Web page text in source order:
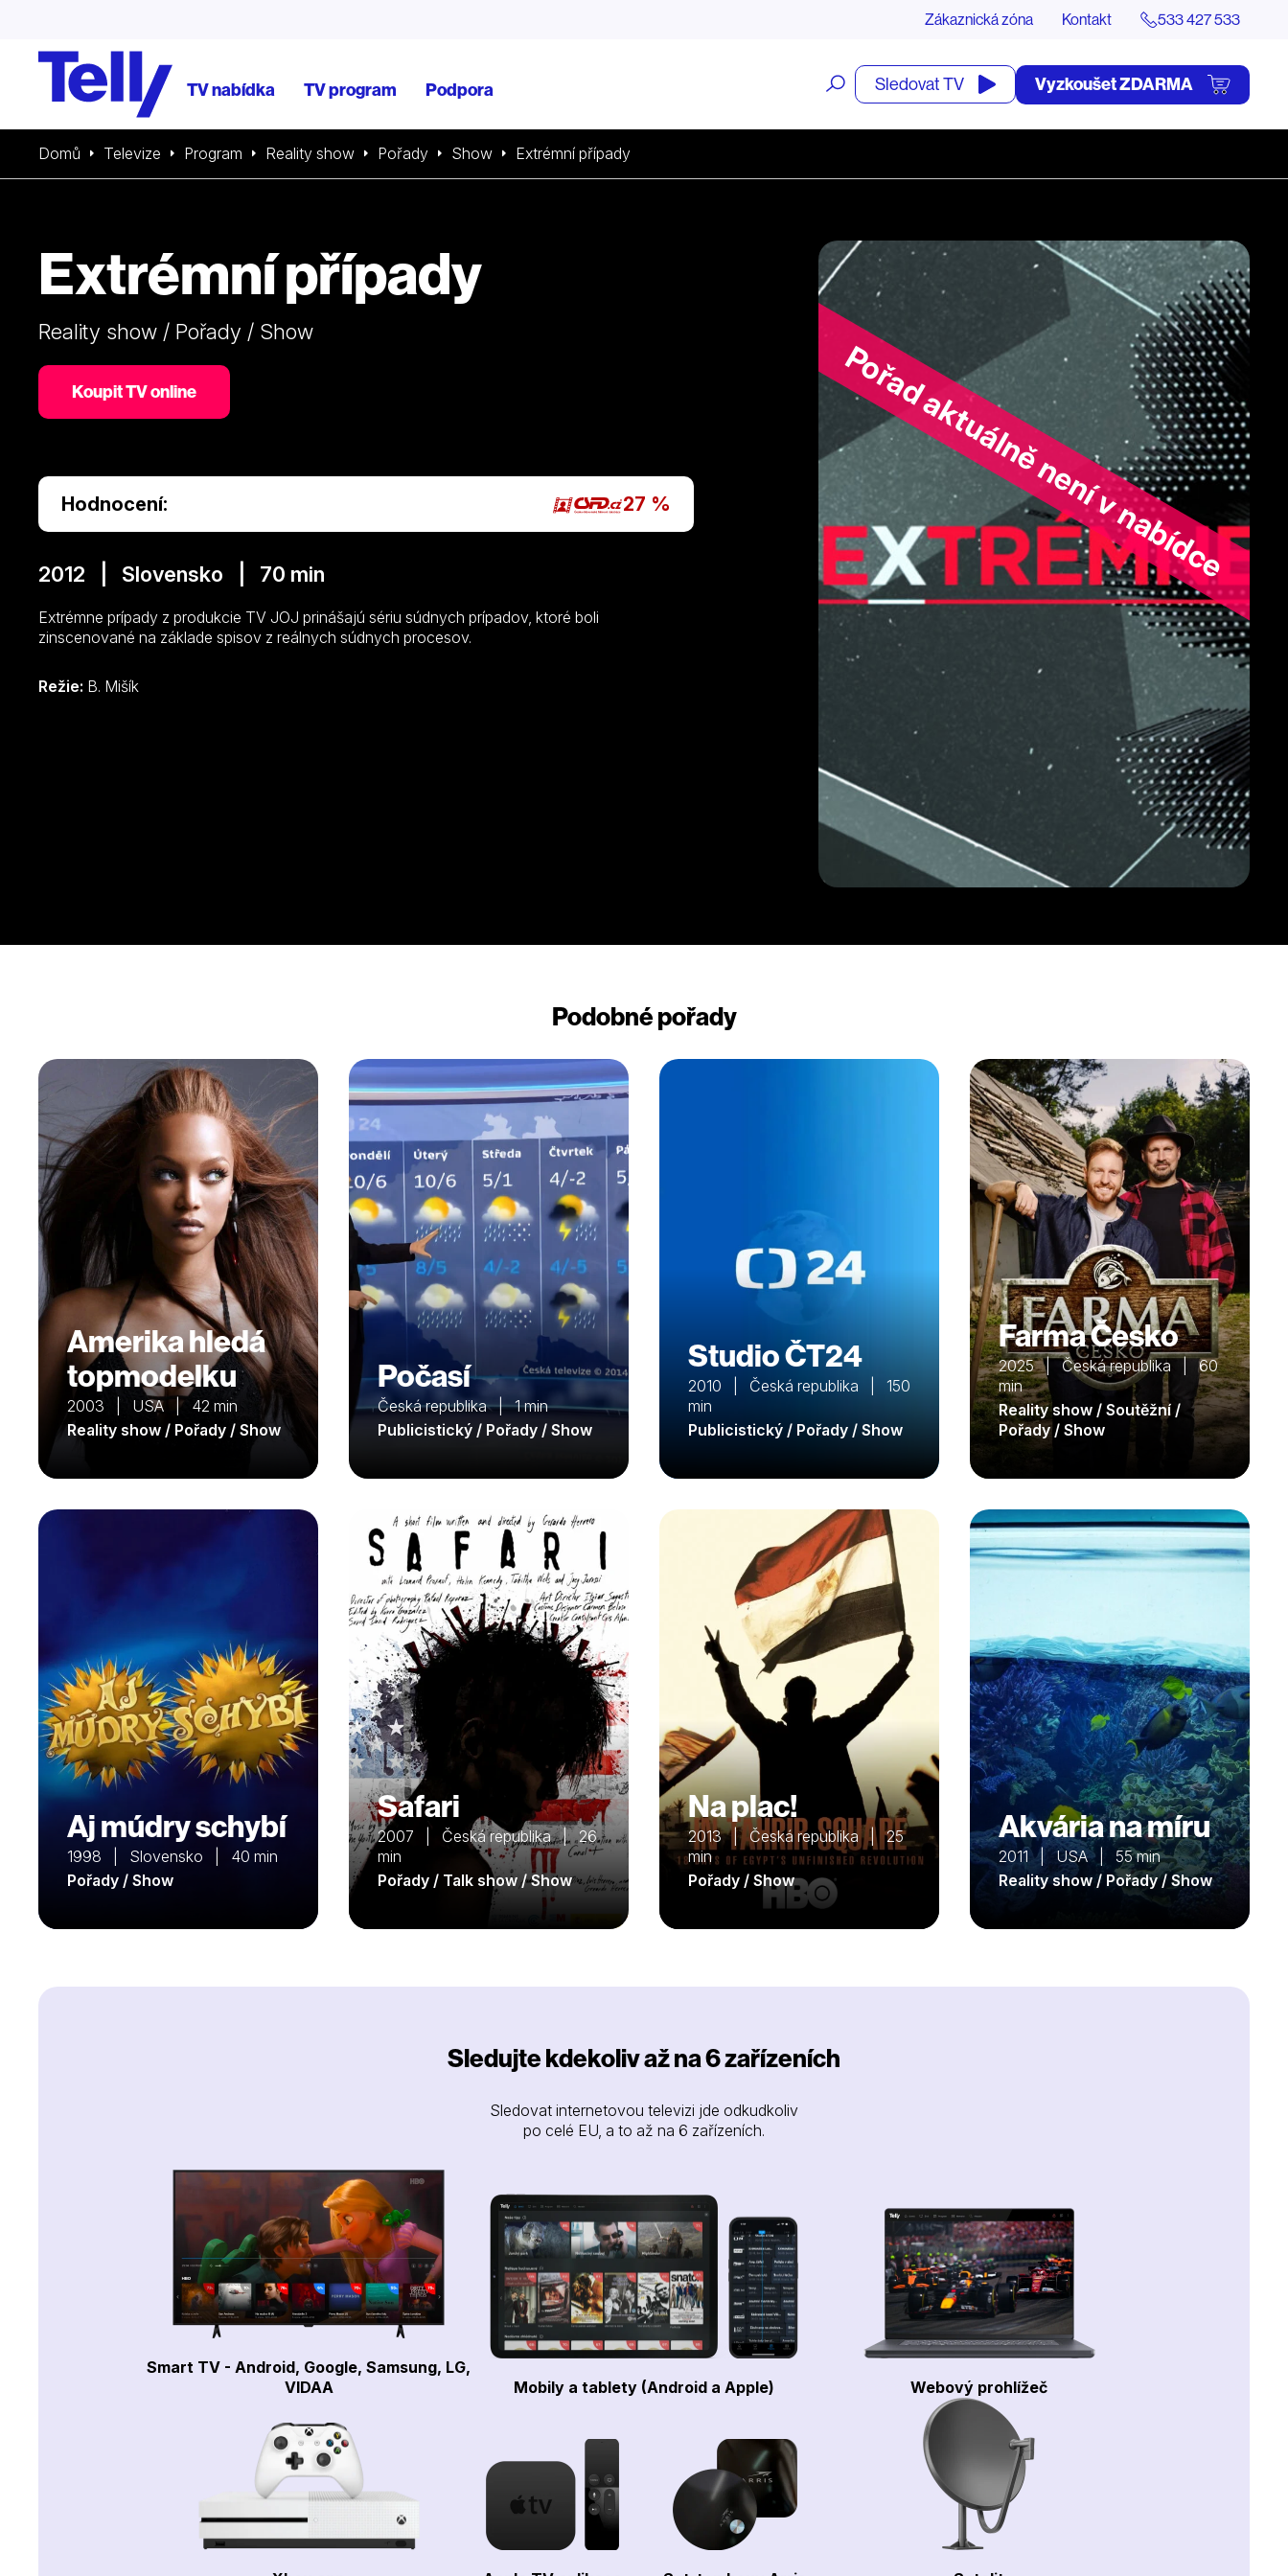
Zákaznická zóna Kontakt 533 427 533
TV nabídka TV program Podpora
Otevřít
vyhledávání
Sledovat TV Vyzkoušet ZDARMA
Domů Televize Program Reality show Pořady Show Extrémní případy
Pořad aktuálně není v nabídce
Extrémní případy
Reality show / Pořady / Show
Koupit TV online
Hodnocení: 27 %
2012 | Slovensko | 70 min
Extrémne prípady z produkcie TV JOJ prinášajú sériu súdnych prípadov, ktoré boli
zinscenované na základe spisov z reálnych súdnych procesov.
Režie: B. Mišík
Podobné pořady
Amerika hledá
topmodelku
2003 | USA | 42 min
Reality show / Pořady / Show
Počasí
Česká republika | 1 min
Publicistický / Pořady / Show
Studio ČT24
2010 | Česká republika | 150
min
Publicistický / Pořady / Show
Farma Česko
2025 | Česká republika | 60
min
Reality show / Soutěžní /
Pořady / Show
Aj múdry schybí
1998 | Slovensko | 40 min
Pořady / Show
Safari
2007 | Česká republika | 26
min
Pořady / Talk show / Show
Na plac!
2013 | Česká republika | 25
min
Pořady / Show
Akvária na míru
2011 | USA | 55 min
Reality show / Pořady / Show
Sledujte kdekoliv až na 6 zařízeních
Sledovat internetovou televizi jde odkudkoliv
po celé EU, a to až na 6 zařízeních.
Smart TV - Android, Google, Samsung, LG,
VIDAA
Mobily a tablety (Android a Apple) Webový prohlížeč